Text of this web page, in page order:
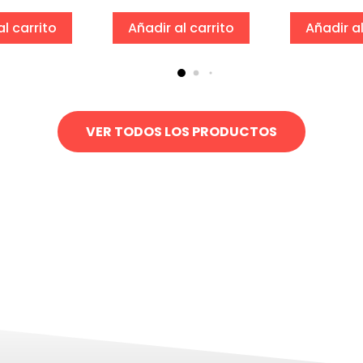
carrito Añadir al carrito Añadir
VER TODOS LOS PRODUCTOS